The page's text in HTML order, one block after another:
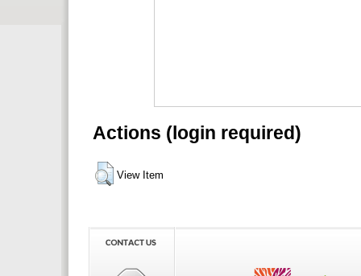
Actions (login required)
View Item